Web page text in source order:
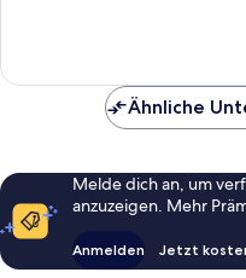
Ähnliche
Melde dich an, um
anzuzeigen. Mehr
Anmelden Jetzt